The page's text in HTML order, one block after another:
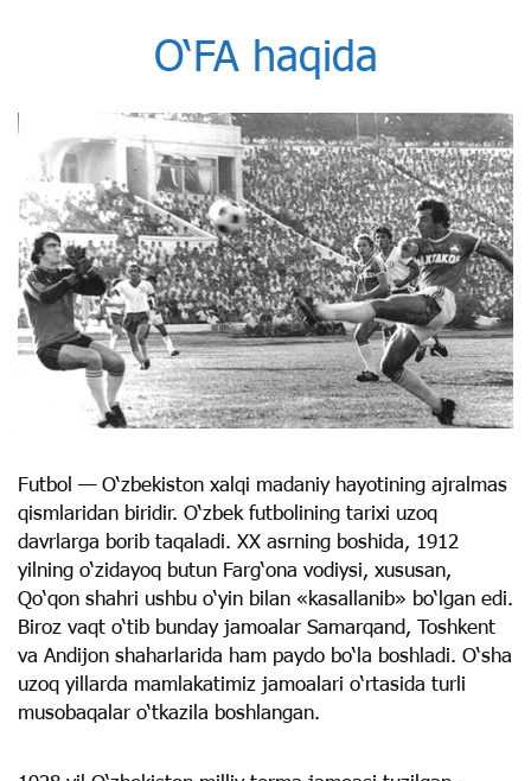
O‘FA haqida
Futbol — O‘zbekiston xalqi madaniy hayotining ajralmas
qismlaridan biridir. O‘zbek futbolining tarixi uzoq
davrlarga borib taqaladi. XX asrning boshida, 1912
yilning o‘zidayoq butun Farg‘ona vodiysi, xususan,
Qo‘qon shahri ushbu o‘yin bilan «kasallanib» bo‘lgan edi.
Biroz vaqt o‘tib bunday jamoalar Samarqand, Toshkent
va Andijon shaharlarida ham paydo bo‘la boshladi. O‘sha
uzoq yillarda mamlakatimiz jamoalari o‘rtasida turli
musobaqalar o‘tkazila boshlangan.